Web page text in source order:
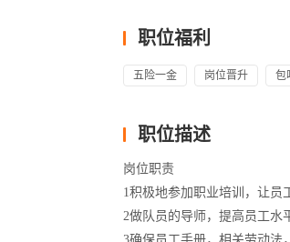
职位福利
五险一金 岗位晋升 包
职位描述
岗位职责
1积极地参加职业培训，让员
2做队员的导师，提高员工水